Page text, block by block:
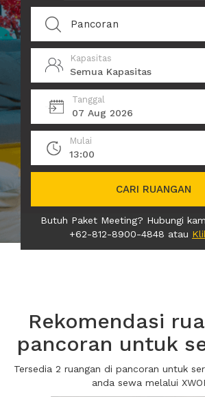
Kapasitas
Semua Kapasitas
Tanggal
07 Aug 2026
Mulai
13:00
CARI RUANGAN
Butuh Paket Meeting? Hubungi
+62-812-8900-4848 atau
Rekomendasi
pancoran untuk
Tersedia 2 ruangan di pancoran untuk
anda sewa melalui